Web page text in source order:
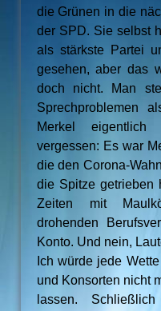
die Grünen in die
der SPD. Sie selbst
als stärkste Partei
gesehen, aber das
doch nicht. Man
Sprechproblemen
Merkel
vergessen: Es war
die den Corona-
die Spitze getrieben
Zeiten mit
drohenden
Konto. Und nein,
Ich würde jede
und Konsorten nicht
lassen.